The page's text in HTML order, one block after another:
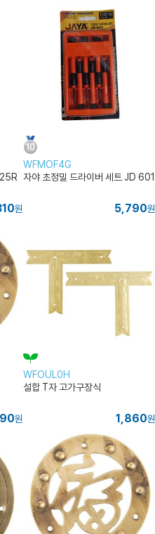
원
WFMOF4G
자야 초정밀 드라이버 세트 JD 601
5,790원
원
WFOUL0H
설합 T자 고가구장식
1,860원